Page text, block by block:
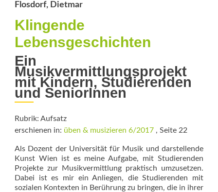
Flosdorf, Dietmar
Klingende
Lebensgeschichten
Ein
Musikvermittlungsprojekt
mit Kindern, Studierenden
und SeniorInnen
Rubrik: Aufsatz
erschienen in: üben & musizieren 6/2017 , Seite 22
Als Dozent der Universität für Musik und darstellende
Kunst Wien ist es meine Aufgabe, mit Studierenden
Projekte zur Musikvermittlung praktisch umzusetzen.
Dabei ist es mir ein Anliegen, die Studierenden mit
sozialen Kontexten in Berührung zu bringen, die in ihrer